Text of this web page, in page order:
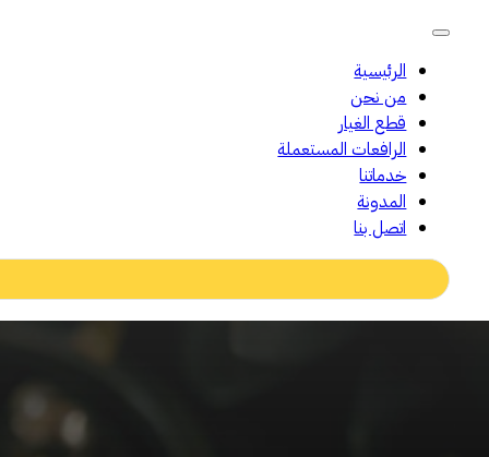
الرئيسية
من نحن
قطع الغيار
الرافعات المستعملة
خدماتنا
المدونة
اتصل بنا
Search
...